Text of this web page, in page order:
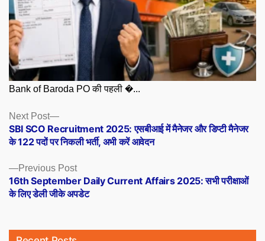
Bank of Baroda PO की पहली �...
Posts
navigation
Previous PostPrevious
post:
16th September Daily Current Affairs 2025: सभी परीक्षाओं
के लिए डेली जीके अपडेट
Next Post
Next
post:
SBI SCO Recruitment 2025: एसबीआई में मैनेजर और डिप्टी मैनेजर
के 122 पदों पर निकली भर्ती, अभी करें आवेदन